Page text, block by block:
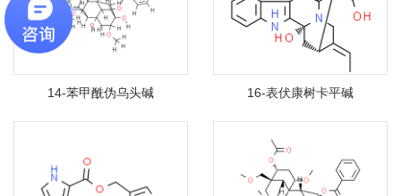
14-苯甲酰伪乌头碱 16-表伏康树卡平碱